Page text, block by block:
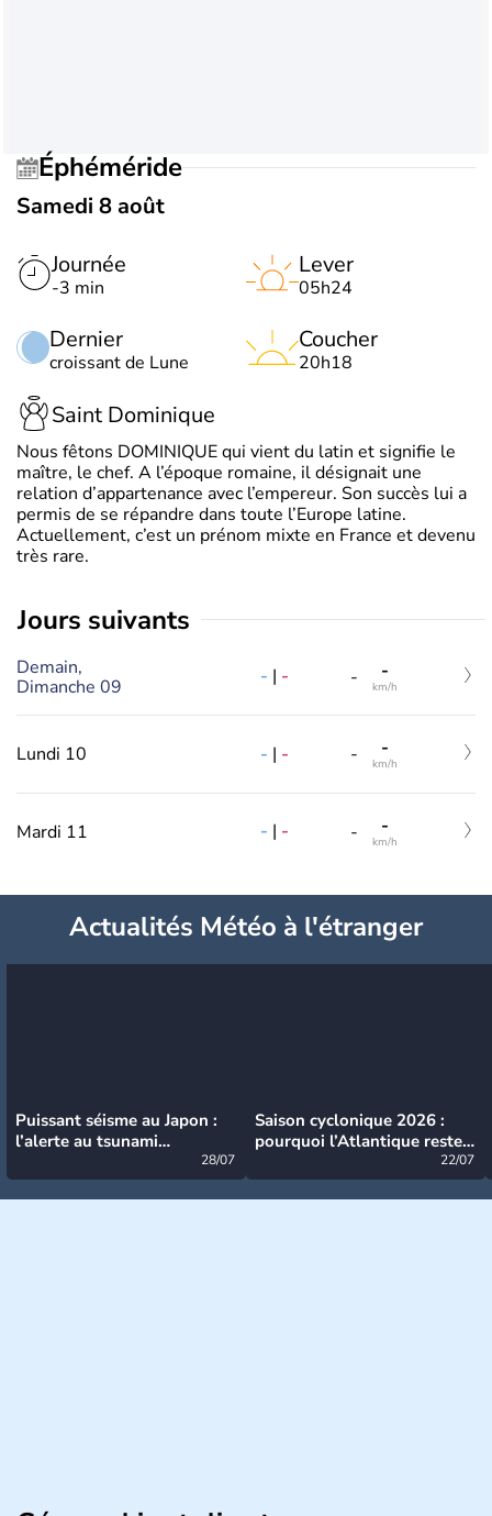
Éphéméride
Samedi 8 août
Journée
-3 min
Dernier
croissant de Lune
Lever
05h24
Coucher
20h18
Saint Dominique
Nous fêtons DOMINIQUE qui vient du latin et signifie le
maître, le chef. A l’époque romaine, il désignait une
relation d’appartenance avec l’empereur. Son succès lui a
permis de se répandre dans toute l’Europe latine.
Actuellement, c’est un prénom mixte en France et devenu
très rare.
jours suivants
Demain,
Dimanche 09
- | - - -
km/h
Lundi 10 - | - - -
km/h
Mardi 11 - | - - -
km/h
Actualités Météo à l'étranger
Puissant séisme au Japon :
l’alerte au tsunami
28/07
Saison cyclonique 2026 :
pourquoi l’Atlantique reste
22/07